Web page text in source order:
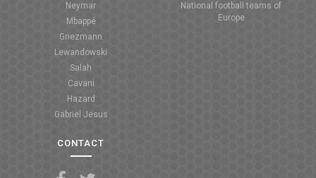
Neymar
Mbappé
Griezmann
Lewandowski
Salah
Cavani
Hazard
Gabriel Jesus
National football teams of
Europe
CONTACT